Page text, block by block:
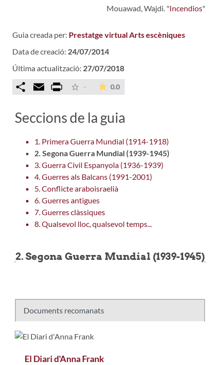
Mouawad, Wajdi. "Incendios"
Guia creada per: Prestatge virtual Arts escèniques
Data de creació: 24/07/2014
Última actualització: 27/07/2018
Comparteix
Email Print - 0.0La mitjana de les valoracions
Seccions de la guia
1. Primera Guerra Mundial (1914-1918)
2. Segona Guerra Mundial (1939-1945)
3. Guerra Civil Espanyola (1936-1939)
4. Guerres als Balcans (1991-2001)
5. Conflicte araboisraelià
6. Guerres antigues
7. Guerres clàssiques
8. Qualsevol lloc, qualsevol temps...
2. Segona Guerra Mundial (1939-1945)
Documents recomanats
El Diari d'Anna Frank